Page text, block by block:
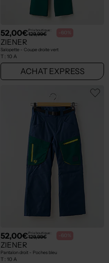
52,00€Prix boutique :
129,99€ -60%
ZIENER
Salopette - Coupe droite vert
T : 10 A
ACHAT EXPRESS
52,00€Prix boutique :
129,99€ -60%
ZIENER
Pantalon droit - Poches bleu
T : 10 A